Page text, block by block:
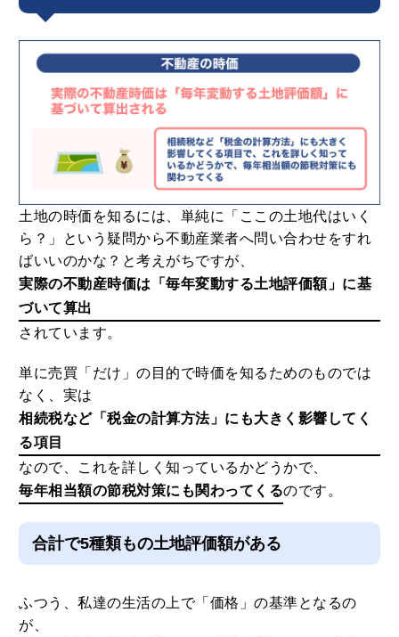
土地の時価を知るには、単純に「ここの土地代はいく
ら？」という疑問から不動産業者へ問い合わせをすれ
ばいいのかな？と考えがちですが、
実際の不動産時価は「毎年変動する土地評価額」に基
づいて算出
されています。
単に売買「だけ」の目的で時価を知るためのものでは
なく、実は
相続税など「税金の計算方法」にも大きく影響してく
る項目
なので、これを詳しく知っているかどうかで、
毎年相当額の節税対策にも関わってくるのです。
合計で5種類もの土地評価額がある
ふつう、私達の生活の上で「価格」の基準となるの
が、